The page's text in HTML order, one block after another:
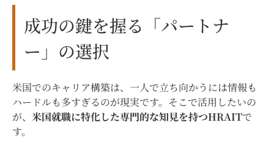
成功の鍵を握る「パートナ
ー」の選択
米国でのキャリア構築は、一人で立ち向かうには情報も
ハードルも多すぎるのが現実です。そこで活用したいの
が、 米国就職に特化した専門的な知見を持つHRAITで
す。